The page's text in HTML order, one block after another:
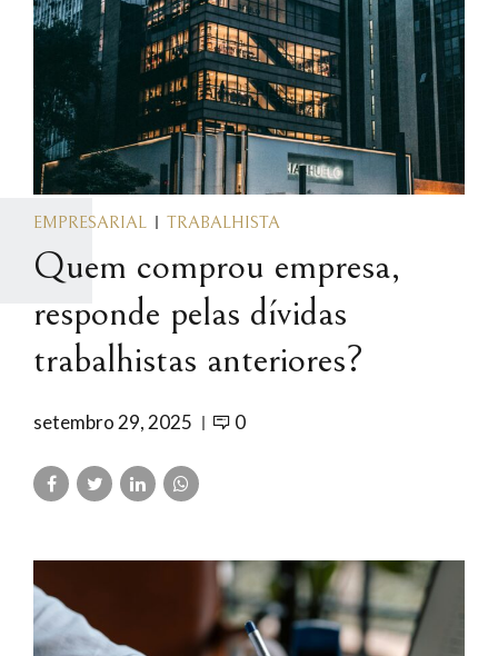
EMPRESARIAL TRABALHISTA
Quem comprou empresa,
responde pelas dívidas
trabalhistas anteriores?
setembro 29, 2025 0